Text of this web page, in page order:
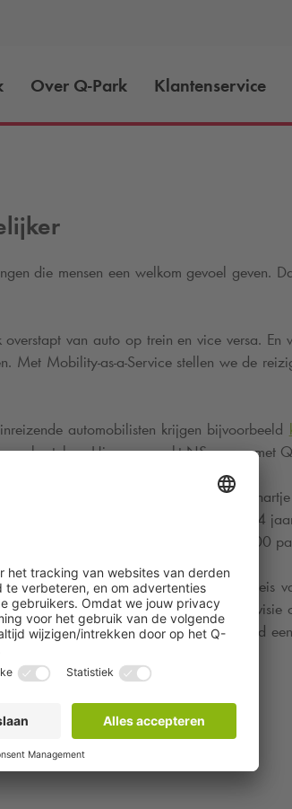
Over Q-Park Klantenservice
die mensen een welkom gevoel geven.
van auto op trein en vice versa. En
Met Mobility-as-a-Service stellen we de
automobilisten krijgen bijvoorbeeld
op kenteken. Hiervoor werkt NS samen met
mensen kiezen voor de trein om tot het
Na een eerste samenwerking van 14
heel Nederland, met samen circa 10.000
reizigers blijven ondersteunen om de reis
vinden elkaar in onze gezamenlijke
kunt betalen met bijvoorbeeld